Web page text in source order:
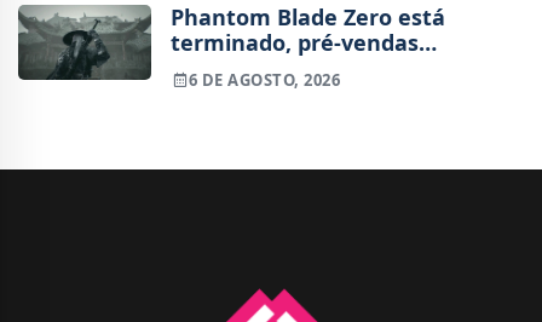
Phantom Blade Zero está
terminado, pré-vendas
começam na próxima semana
6 DE AGOSTO, 2026